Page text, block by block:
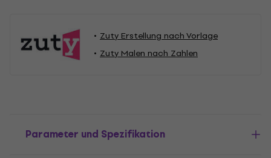
Zuty Erstellung nach Vorlage
Zuty Malen nach Zahlen
Parameter und Spezifikation